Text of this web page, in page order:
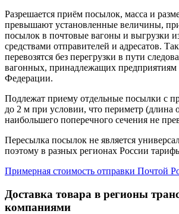
Разрешается приём посылок, масса и
превышают установленные величины,
посылок в почтовые вагоны и выгрузки
средствами отправителей и адресатов.
перевозятся без перегрузки в пути
вагонных, принадлежащих предприятиям
Федерации.
Подлежат приему отдельные посылки с
до 2 м при условии, что периметр (длина
наибольшего поперечного сечения не
Пересылка посылок не является
поэтому в разных регионах России
Примерная стоимость отправки Почтой
Доставка товара в регионы
компаниями